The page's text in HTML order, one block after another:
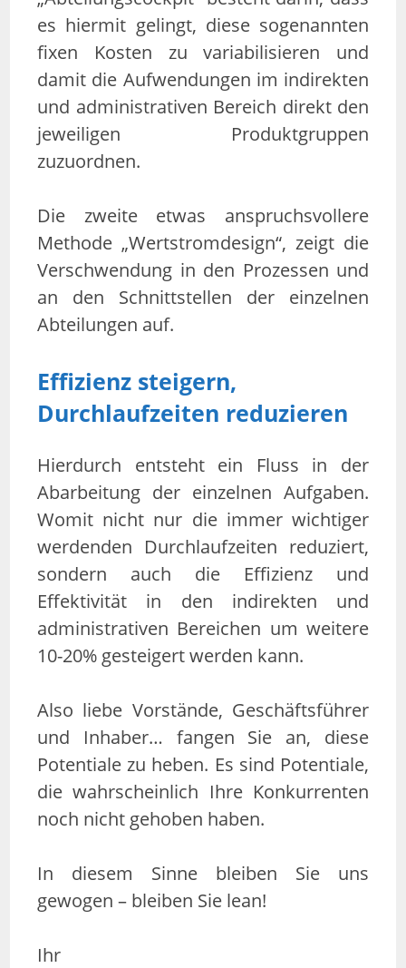
es hiermit gelingt, diese sogenannten
fixen Kosten zu variabilisieren und
damit die Aufwendungen im indirekten
und administrativen Bereich direkt den
jeweiligen Produktgruppen
zuzuordnen.
Die zweite etwas anspruchsvollere
Methode „Wertstromdesign“, zeigt die
Verschwendung in den Prozessen und
an den Schnittstellen der einzelnen
Abteilungen auf.
Effizienz steigern,
Durchlaufzeiten reduzieren
Hierdurch entsteht ein Fluss in der
Abarbeitung der einzelnen Aufgaben.
Womit nicht nur die immer wichtiger
werdenden Durchlaufzeiten reduziert,
sondern auch die Effizienz und
Effektivität in den indirekten und
administrativen Bereichen um weitere
10-20% gesteigert werden kann.
Also liebe Vorstände, Geschäftsführer
und Inhaber… fangen Sie an, diese
Potentiale zu heben. Es sind Potentiale,
die wahrscheinlich Ihre Konkurrenten
noch nicht gehoben haben.
In diesem Sinne bleiben Sie uns
gewogen – bleiben Sie lean!
Ihr